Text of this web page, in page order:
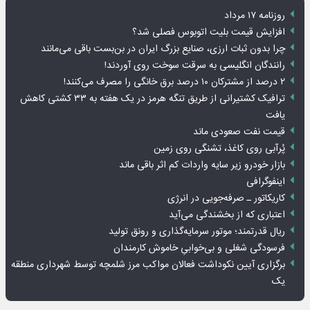
روزنامه ۱۷ مرداد
افزایش قیمت بلیت اتوبوس فصلی شد؟
چرا بدون ثبات ارزی، صنایع بزرگ ایران در بن‌بست باقی می‌مانند
رانندگان انگلیسی به سرقت سوخت روی آوردند!
۲ درصد از مشترکان ۱۰ درصد برق خانگی را مصرف می‌کنند!
ترافیک کشتیرانی از طریق تنگه هرمز در یک هفته به ۳۳ کشتی کاهش
یافت
قیمت نفت صعودی ماند
پُرآبی روی کاغذ، تشنگی روی زمین
بازار خودرو زیر سایه واردات کم اثر باقی ماند
اینفوگرافی
کاریکاتور ـ صرفه‌جویی در انرژی
اعتباری که از بخشندگی می‌آید
ریال قدرتمند؛ موتور سرمایه‌گذاری و رونق تولید
فرسودگی شغلی و بی‌خوابیِ خاموش کارمندان
برگزاری آیین نکوداشت فعالان مواکب مرز شلمچه توسط شهرداری منطقه
یک